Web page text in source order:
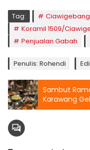
Tag: Ciawigebang
Koramil 1509/
Penjualan Gabah
Penulis: Rohendi
Sambut
Karawang